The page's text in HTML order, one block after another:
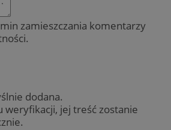
zamieszczania komentarzy
dodana.
weryfikacji, jej treść zostanie